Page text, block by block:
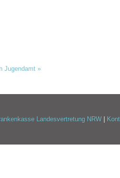
Jugendamt »
Landesvertretung NRW |